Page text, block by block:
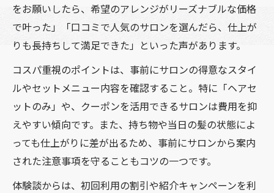
をお願いしたら、希望のアレンジがリーズナブルな価格
で叶った」「口コミで人気のサロンを選んだら、仕上が
りも長持ちして満足できた」といった声があります。
コスパ重視のポイントは、事前にサロンの得意なスタイ
ルやセットメニュー内容を確認すること。特に「ヘアセ
ットのみ」や、クーポンを活用できるサロンは費用を抑
えやすい傾向です。また、持ち物や当日の髪の状態によ
っても仕上がりに差が出るため、事前にサロンから案内
された注意事項を守ることもコツの一つです。
体験談からは、初回利用の割引や紹介キャンペーンを利